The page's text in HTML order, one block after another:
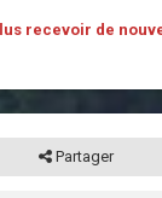
recevoir de
Partager